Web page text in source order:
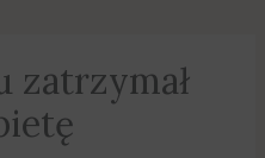
zatrzymał